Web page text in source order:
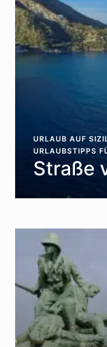
URLAUB AUF
URLAUBSTIPPS
Straße